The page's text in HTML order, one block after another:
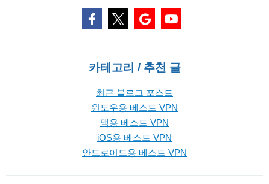
카테고리 / 추천 글
최근 블로그 포스트
윈도우용 베스트 VPN
맥용 베스트 VPN
iOS용 베스트 VPN
안드로이드용 베스트 VPN